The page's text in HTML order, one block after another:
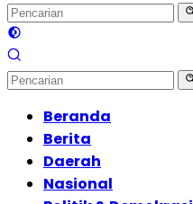
Beranda
Berita
Daerah
Nasional